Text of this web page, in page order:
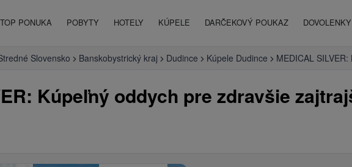
TOP PONUKA POBYTY HOTELY KÚPELE DARČEKOVÝ POUKAZ
Slovensko Banskobystrický kraj Dudince Kúpele Dudince MEDICAL
Kúpeľný oddych pre zdravšie